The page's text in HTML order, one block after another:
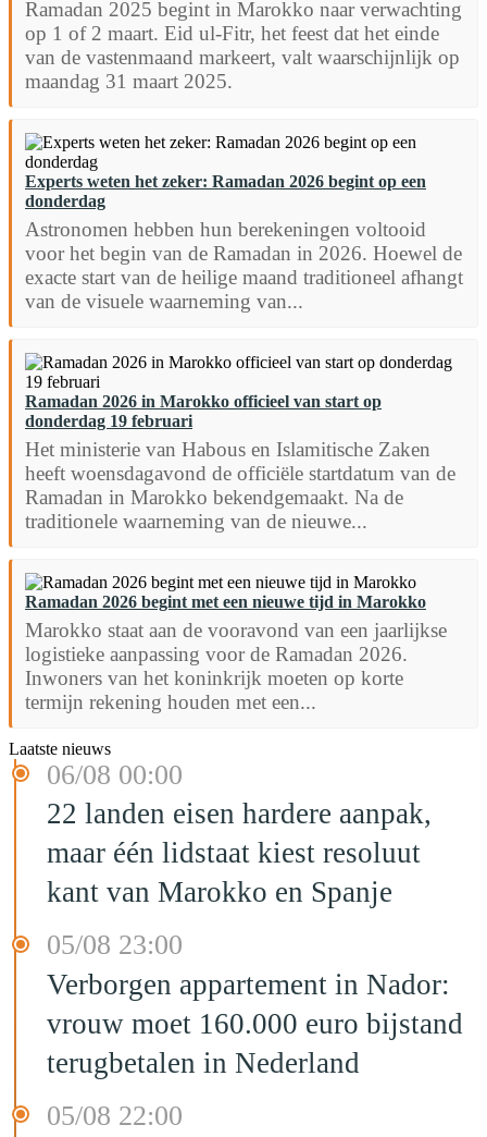
Ramadan 2025 begint in Marokko naar verwachting
op 1 of 2 maart. Eid ul-Fitr, het feest dat het einde
van de vastenmaand markeert, valt waarschijnlijk op
maandag 31 maart 2025.
Experts weten het zeker: Ramadan 2026 begint op een
donderdag
Astronomen hebben hun berekeningen voltooid
voor het begin van de Ramadan in 2026. Hoewel de
exacte start van de heilige maand traditioneel afhangt
van de visuele waarneming van...
Ramadan 2026 in Marokko officieel van start op
donderdag 19 februari
Het ministerie van Habous en Islamitische Zaken
heeft woensdagavond de officiële startdatum van de
Ramadan in Marokko bekendgemaakt. Na de
traditionele waarneming van de nieuwe...
Ramadan 2026 begint met een nieuwe tijd in Marokko
Marokko staat aan de vooravond van een jaarlijkse
logistieke aanpassing voor de Ramadan 2026.
Inwoners van het koninkrijk moeten op korte
termijn rekening houden met een...
Laatste nieuws
06/08 00:00
22 landen eisen hardere aanpak,
maar één lidstaat kiest resoluut
kant van Marokko en Spanje
05/08 23:00
Verborgen appartement in Nador:
vrouw moet 160.000 euro bijstand
terugbetalen in Nederland
05/08 22:00